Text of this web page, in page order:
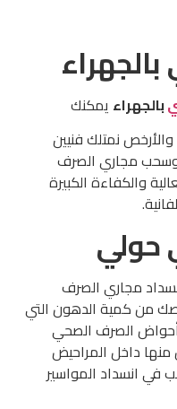
يمكنك
نمتلك فنيين
مجاري الصرف
والكفاءة الكبيرة
مجاري الصرف
من كمية الدهون التي
الصرف الصحي
داخل المراحيض
انسداد المواسير